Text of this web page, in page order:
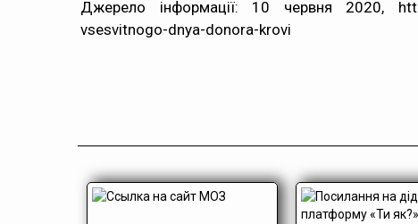
Джерело інформації: 10 червня 2020,
vsesvitnogo-dnya-donora-krovi